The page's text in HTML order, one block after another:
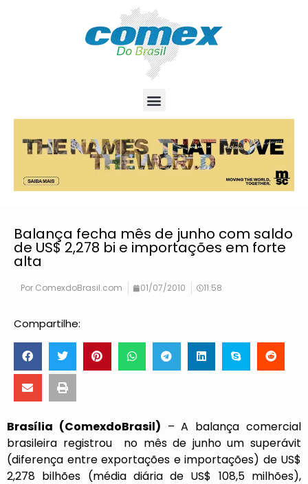
Balança fecha mês de junho com saldo
de US$ 2,278 bi e importações em forte
alta
Por ComexdoBrasil.com 01/07/2010 11:58
Compartilhe:
Brasília (ComexdoBrasil) – A balança comercial
brasileira registrou no mês de junho um superávit
(diferença entre exportações e importações) de US$
2,278 bilhões (média diária de US$ 108,5 milhões),